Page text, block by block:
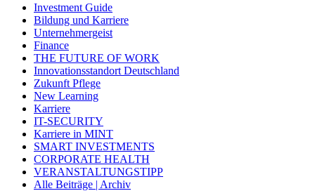
Investment Guide
Bildung und Karriere
Unternehmergeist
Finance
THE FUTURE OF WORK
Innovationsstandort Deutschland
Zukunft Pflege
New Learning
Karriere
IT-SECURITY
Karriere in MINT
SMART INVESTMENTS
CORPORATE HEALTH
VERANSTALTUNGSTIPP
Alle Beiträge | Archiv